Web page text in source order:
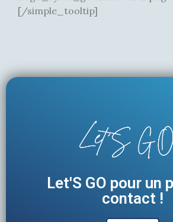
[/simple_tooltip]
Let'S GO pour un
contact !